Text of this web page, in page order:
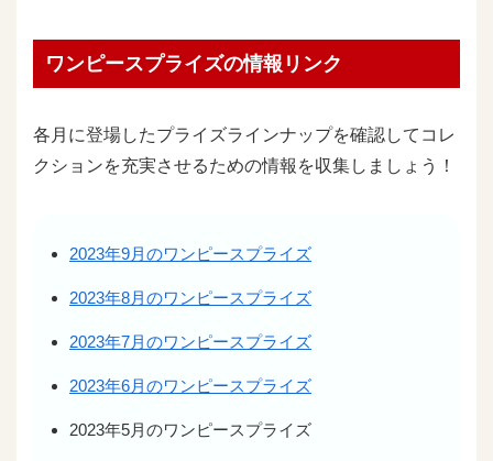
ワンピースプライズの情報リンク
各月に登場したプライズラインナップを確認してコレ
クションを充実させるための情報を収集しましょう！
2023年9月のワンピースプライズ
2023年8月のワンピースプライズ
2023年7月のワンピースプライズ
2023年6月のワンピースプライズ
2023年5月のワンピースプライズ